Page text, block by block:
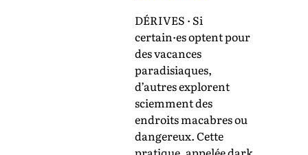
DÉRIVES · Si
certain·es optent pour
des vacances
paradisiaques,
d’autres explorent
sciemment des
endroits macabres ou
dangereux. Cette